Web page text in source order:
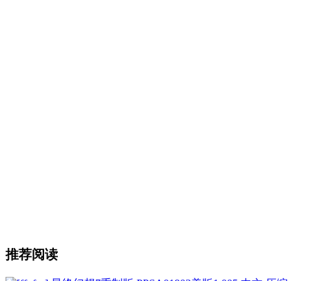
推荐阅读